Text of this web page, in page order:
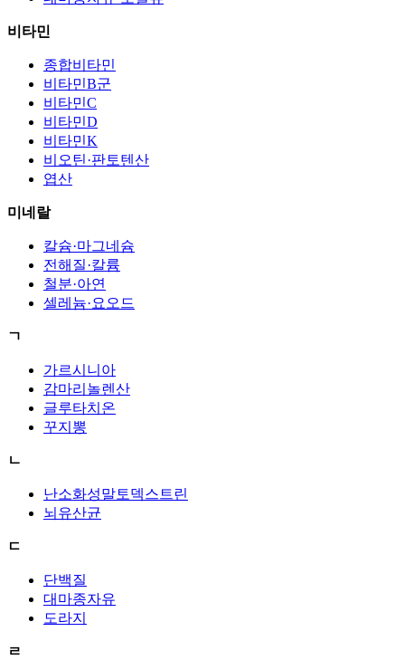
비타민
종합비타민
비타민B군
비타민C
비타민D
비타민K
비오틴·판토텐산
엽산
미네랄
칼슘·마그네슘
전해질·칼륨
철분·아연
셀레늄·요오드
ㄱ
가르시니아
감마리놀렌산
글루타치온
꾸지뽕
ㄴ
난소화성말토덱스트린
뇌유산균
ㄷ
단백질
대마종자유
도라지
ㄹ